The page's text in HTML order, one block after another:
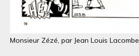
Monsieur Zézé, par Jean Louis Lacombe